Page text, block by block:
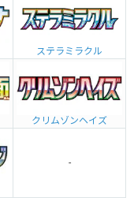
ステラミラクル
クリムゾンヘイズ
-